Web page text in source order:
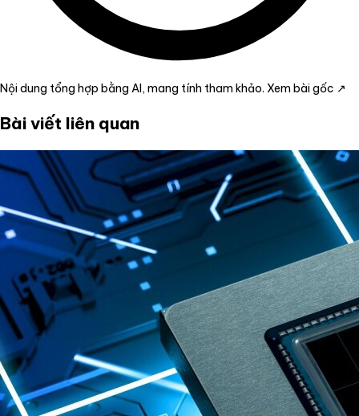
Nội dung tổng hợp bằng AI, mang tính tham khảo. Xem bài gốc ↗
Bài viết liên quan